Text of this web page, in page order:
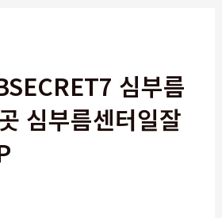
심부름
심부름센터일잘